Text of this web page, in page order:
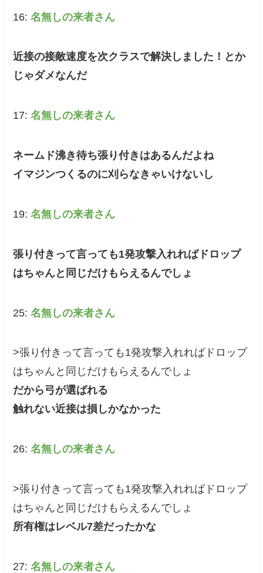
16:名無しの来者さん
近接の接敵速度を次クラスで解決しました！とか
じゃダメなんだ
17:名無しの来者さん
ネームド沸き待ち張り付きはあるんだよね
イマジンつくるのに刈らなきゃいけないし
19:名無しの来者さん
張り付きって言っても1発攻撃入れればドロップ
はちゃんと同じだけもらえるんでしょ
25:名無しの来者さん
>張り付きって言っても1発攻撃入れればドロップ
はちゃんと同じだけもらえるんでしょ
だから弓が選ばれる
触れない近接は損しかなかった
26:名無しの来者さん
>張り付きって言っても1発攻撃入れればドロップ
はちゃんと同じだけもらえるんでしょ
所有権はレベル7差だったかな
27:名無しの来者さん